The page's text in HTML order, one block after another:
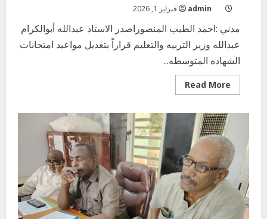
admin فبراير 1, 2026
مدني :احمد الطيب المنصوراصدر الاستاذ عبدالله أبوالكرام
عبدالله وزير التربيه والتعليم قراراً بتعديل مواعيد امتحانات
الشهاده المتوسطه...
Read More
more
مواعيد
امتحانات
الشهاده
المتوسطه
للعام
2026